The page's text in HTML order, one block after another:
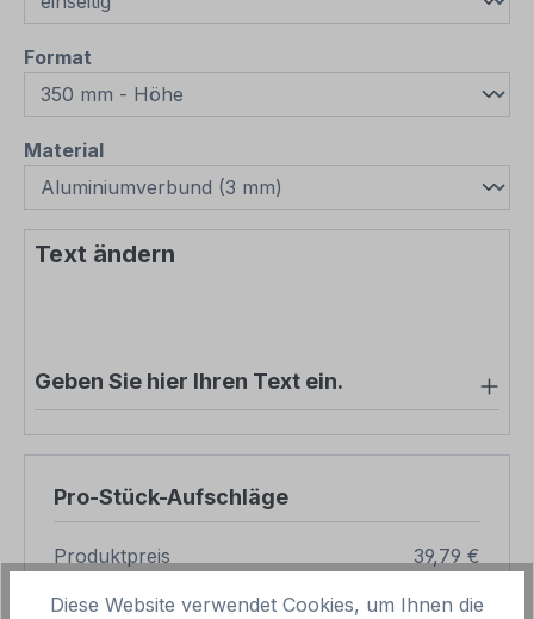
Format
Materialauswählen
Text ändern
Geben Sie hier Ihren Text ein.
Pro-Stück-Aufschläge
Produktpreis
39,79 €
Zwischensumme
39,79 €
Diese Website verwendet Cookies, um Ihnen die